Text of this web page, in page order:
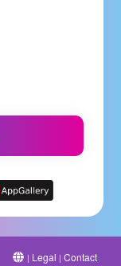
| Legal | Contact